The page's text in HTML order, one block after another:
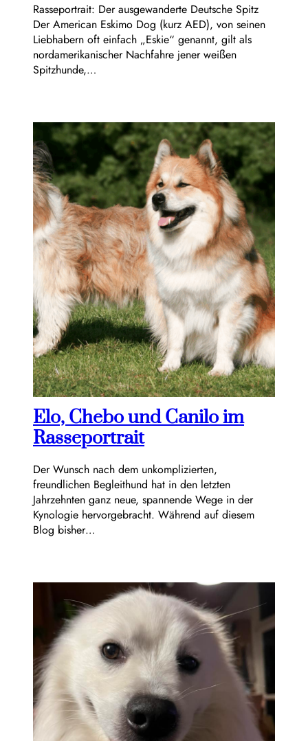
Rasseportrait: Der ausgewanderte Deutsche Spitz
Der American Eskimo Dog (kurz AED), von seinen
Liebhabern oft einfach „Eskie“ genannt, gilt als
nordamerikanischer Nachfahre jener weißen
Spitzhunde,…
Elo, Chebo und Canilo im
Rasseportrait
Der Wunsch nach dem unkomplizierten,
freundlichen Begleithund hat in den letzten
Jahrzehnten ganz neue, spannende Wege in der
Kynologie hervorgebracht. Während auf diesem
Blog bisher…